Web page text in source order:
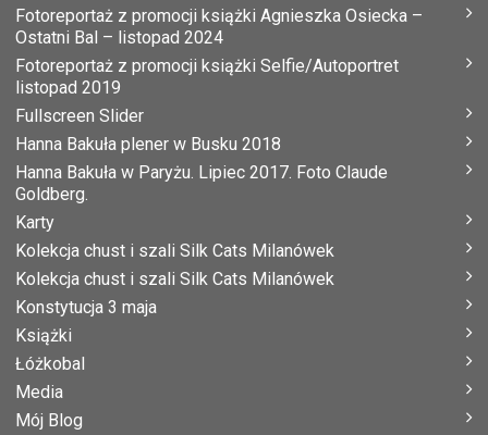
Fotoreportaż z promocji książki Agnieszka Osiecka –
Ostatni Bal – listopad 2024
Fotoreportaż z promocji książki Selfie/Autoportret
listopad 2019
Fullscreen Slider
Hanna Bakuła plener w Busku 2018
Hanna Bakuła w Paryżu. Lipiec 2017. Foto Claude
Goldberg.
Karty
Kolekcja chust i szali Silk Cats Milanówek
Kolekcja chust i szali Silk Cats Milanówek
Konstytucja 3 maja
Książki
Łóżkobal
Media
Mój Blog